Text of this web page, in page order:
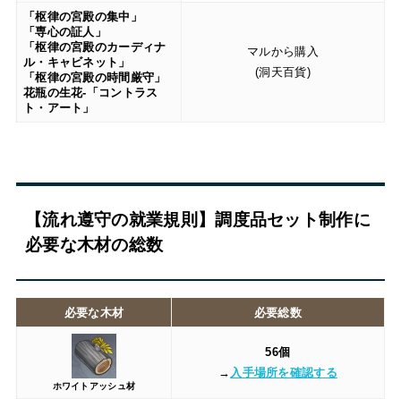
「枢律の宮殿の集中」
「専心の証人」
「枢律の宮殿のカーディナ
ル・キャビネット」
「枢律の宮殿の時間厳守」
花瓶の生花-「コントラス
ト・アート」
マルから購入
(洞天百貨)
【流れ遵守の就業規則】調度品セット制作に
必要な木材の総数
必要な木材 必要総数
ホワイトアッシュ材
56個
→ 入手場所を確認する